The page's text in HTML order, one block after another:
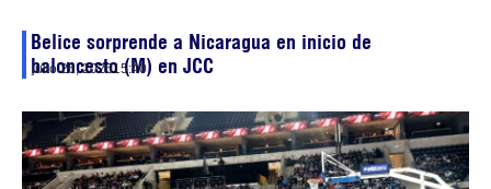
Belice sorprende a Nicaragua en inicio de
baloncesto (M) en JCC
julio 26, 202615:40